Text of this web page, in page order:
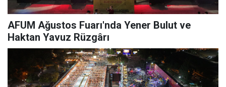
AFUM Ağustos Fuarı'nda Yener Bulut ve
Haktan Yavuz Rüzgârı